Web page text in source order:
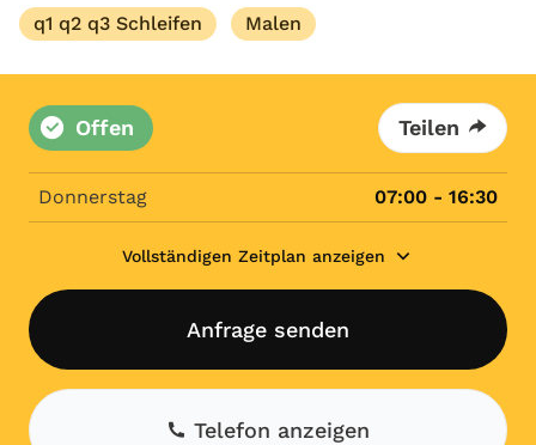
q1 q2 q3 Schleifen Malen
Offen Teilen
Donnerstag 07:00 - 16:30
Vollständigen Zeitplan anzeigen
Anfrage senden
Telefon anzeigen